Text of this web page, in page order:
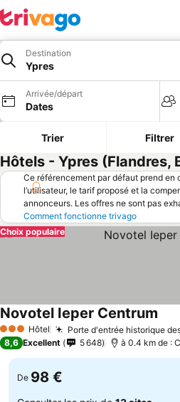
Destination
Ypres
Arrivée/départ
Dates
Trier Filtrer
Hôtels - Ypres (Flandres,
Ce référencement par défaut prend en
l’utilisateur, le tarif proposé et la
annonceurs. Les offres ne sont pas
Comment fonctionne trivago
Choix populaire
3 ÉtoilesHôtel Porte d'entrée historique
Novotel Ieper Centrum
8,6 Excellent 5 648 à 0.4 km de :
De 98 €